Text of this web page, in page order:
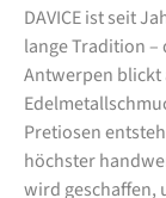
DAVICE ist seit
lange Tradition –
Antwerpen blickt
Pretiosen
höchster
wird geschaffen,